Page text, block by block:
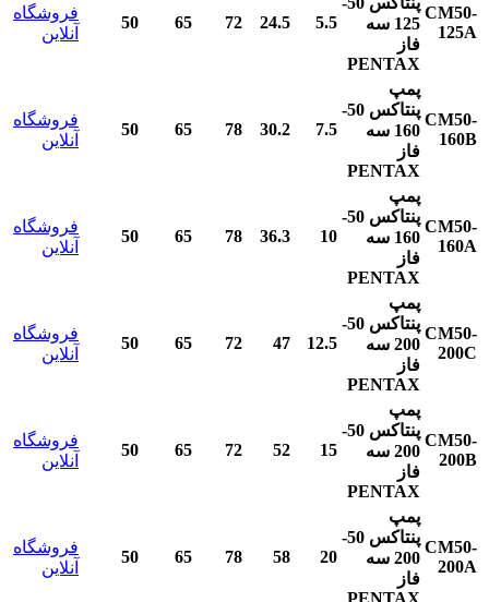
CM50-
125A
125 سه
فاز
PENTAX
5.5
24.5
72
65
50
فروشگاه
آنلاین
CM50-
160B
پمپ
پنتاکس
50-
160 سه
فاز
PENTAX
7.5
30.2
78
65
50
فروشگاه
آنلاین
CM50-
160A
پمپ
پنتاکس
50-
160 سه
فاز
PENTAX
10
36.3
78
65
50
فروشگاه
آنلاین
CM50-
200C
پمپ
پنتاکس
50-
200 سه
فاز
PENTAX
12.5
47
72
65
50
فروشگاه
آنلاین
CM50-
200B
پمپ
پنتاکس
50-
200 سه
فاز
PENTAX
15
52
72
65
50
فروشگاه
آنلاین
CM50-
200A
پمپ
پنتاکس
50-
200 سه
فاز
PENTAX
20
58
78
65
50
فروشگاه
آنلاین